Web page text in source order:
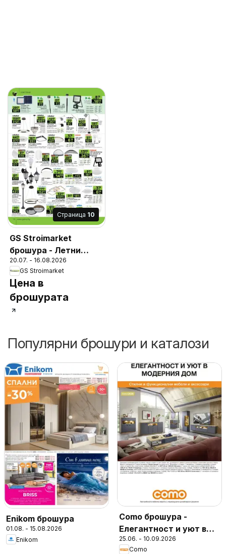
Cтраница 10
GS Stroimarket
брошура - Летни
предложения
20.07. - 16.08.2026
GS Stroimarket
Цена в
брошурата
Популярни брошури и каталози
Enikom брошура
01.08. - 15.08.2026
Enikom
Como брошура -
Елегантност и уют в
модерния дом
25.06. - 10.09.2026
Como